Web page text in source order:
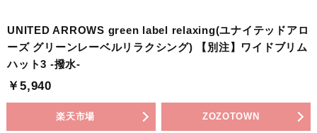
UNITED ARROWS green label relaxing(ユナイテッドアロ
ーズ グリーンレーベルリラクシング) 【別注】ワイドブリム
ハット3 -撥水-
￥5,940
楽天市場 ZOZOTOWN